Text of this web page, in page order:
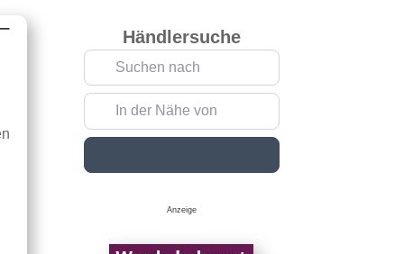
Händlersuche
Suchen nach
In der Nähe von
Anzeige